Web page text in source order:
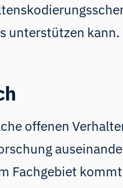
unterstützen kann.
offenen
Fachgebiet